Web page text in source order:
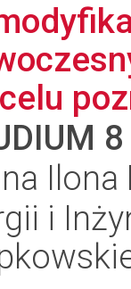
8
Ilona
i